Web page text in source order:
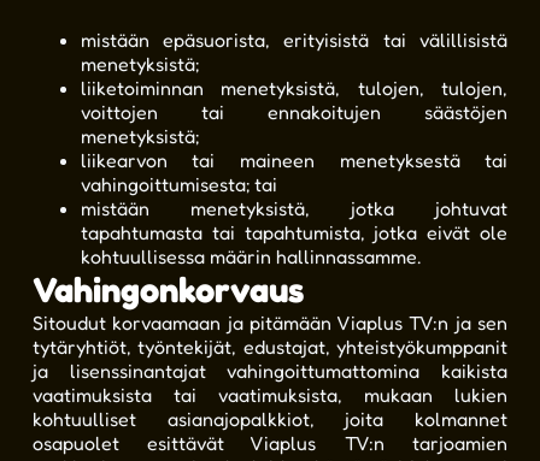
mistään epäsuorista, erityisistä tai välillisistä
menetyksistä;
liiketoiminnan menetyksistä, tulojen, tulojen,
voittojen tai ennakoitujen säästöjen
menetyksistä;
liikearvon tai maineen menetyksestä tai
vahingoittumisesta; tai
mistään menetyksistä, jotka johtuvat
tapahtumasta tai tapahtumista, jotka eivät ole
kohtuullisessa määrin hallinnassamme.
Vahingonkorvaus
Sitoudut korvaamaan ja pitämään Viaplus TV:n ja sen
tytäryhtiöt, työntekijät, edustajat, yhteistyökumppanit
ja lisenssinantajat vahingoittumattomina kaikista
vaatimuksista tai vaatimuksista, mukaan lukien
kohtuulliset asianajopalkkiot, joita kolmannet
osapuolet esittävät Viaplus TV:n tarjoamien